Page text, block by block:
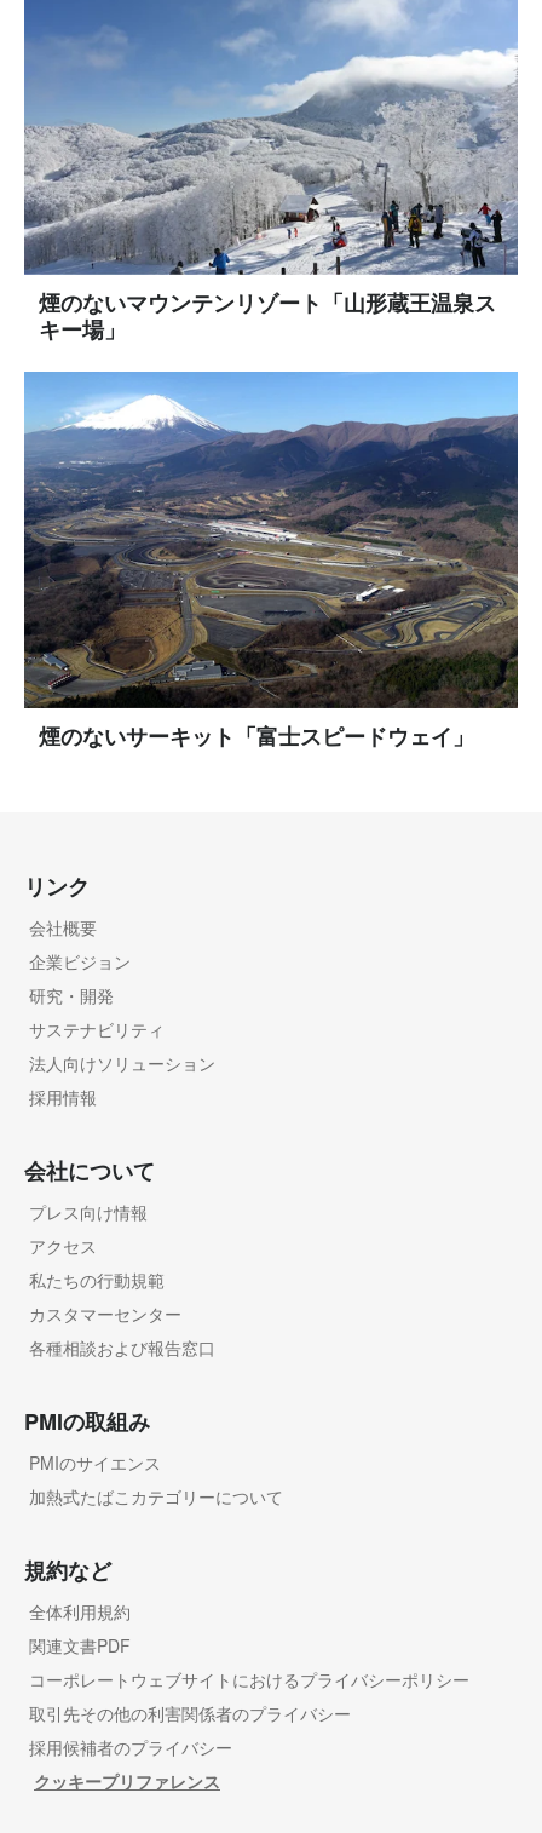
煙のないマウンテンリゾート「山形蔵王温泉ス
キー場」
煙のないサーキット「富士スピードウェイ」
リンク
会社概要
企業ビジョン
研究・開発
サステナビリティ
法人向けソリューション
採用情報
会社について
プレス向け情報
アクセス
私たちの行動規範
カスタマーセンター
各種相談および報告窓口
PMIの取組み
PMIのサイエンス
加熱式たばこカテゴリーについて
規約など
全体利用規約
関連文書PDF
コーポレートウェブサイトにおけるプライバシーポリシー
取引先その他の利害関係者のプライバシー
採用候補者のプライバシー
クッキープリファレンス